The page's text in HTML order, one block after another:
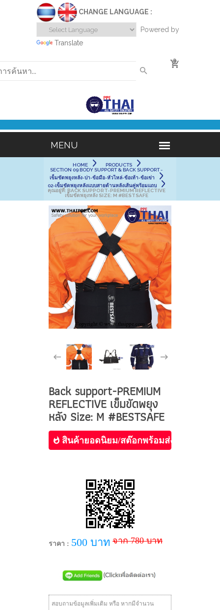
CHANGE LANGUAGE :
Powered by
Translate
0
HOME
PRODUCTS
SECTION 09 BODY SUPPORT & BACK SUPPORT -
เข็มขัดพยุงหลัง-บ่า-ข้อมือ-หัวไหล่-ข้อเท้า-ข้อเข่า
02-เข็มขัดพยุงหลังแบบสายด้านหลังเส้นคู่พร้อมแถบ
คุณอยู่ที่: BACK SUPPORT-PREMIUM REFLECTIVE
เข็มขัดพยุงหลัง SIZE: M #BESTSAFE
Back support-PREMIUM
REFLECTIVE เข็มขัดพยุง
หลัง Size: M #BESTSAFE
สินค้ายอดนิยม/สต๊อกพร้อมส่ง
ราคา : 500 บาท จาก 780 บาท
สอบถามข้อมูลเพิ่มเติม หรือ หากมีจำนวน